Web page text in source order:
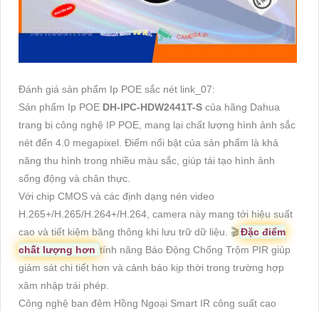
Đánh giá sản phẩm Ip POE sắc nét link_07:
Sản phẩm Ip POE DH-IPC-HDW2441T-S của hãng Dahua
trang bị công nghệ IP POE, mang lại chất lượng hình ảnh sắc
nét đến 4.0 megapixel. Điểm nổi bật của sản phẩm là khả
năng thu hình trong nhiều màu sắc, giúp tái tạo hình ảnh
sống động và chân thực.
Với chip CMOS và các định dạng nén video
H.265+/H.265/H.264+/H.264, camera này mang tới hiệu suất
cao và tiết kiệm băng thông khi lưu trữ dữ liệu. 🎬Đặc điểm
chất lượng hơn tính năng Báo Động Chống Trộm PIR giúp
giám sát chi tiết hơn và cảnh báo kịp thời trong trường hợp
xâm nhập trái phép.
Công nghệ ban đêm Hồng Ngoại Smart IR công suất cao